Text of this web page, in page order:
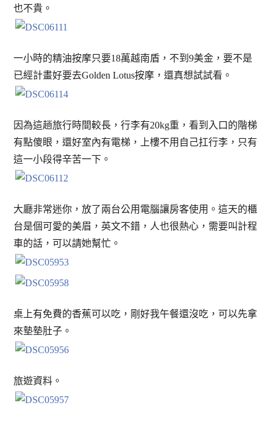
也不貴。
一小時的精油按摩只要18萬越南盾，不到9美金，要不是
已經計畫好要去Golden Lotus按摩，還真想試試看。
因為這趟旅行時間較長，行李有20kg重，看到入口的階梯
有點傻眼，還好室內有電梯，上樓不用自己扛行李，只有
這一小段得辛苦一下。
大廳非常迷你，放了兩台公用電腦讓房客使用。這天的櫃
台是個可愛的美眉，英文不錯，人也很熱心，需要叫計程
車的話，可以請她幫忙。
桌上有免費的香蕉可以吃，剛好我午餐還沒吃，可以先拿
來墊墊肚子。
旅遊資料。